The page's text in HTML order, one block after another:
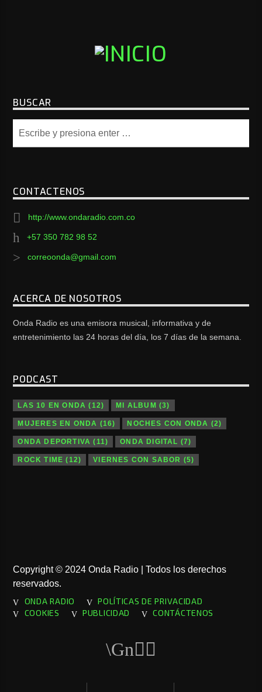
BUSCAR
CONTACTENOS
http://www.ondaradio.com.co
+57 350 782 98 52
correoonda@gmail.com
ACERCA DE NOSOTROS
Onda Radio es una emisora musical, informativa y de
entretenimiento las 24 horas del día, los 7 días de la semana.
PODCAST
LAS 10 EN ONDA (12) MI ALBUM (3)
MUJERES EN ONDA (16) NOCHES CON ONDA (2)
ONDA DEPORTIVA (11) ONDA DIGITAL (7)
ROCK TIME (12) VIERNES CON SABOR (5)
Copyright © 2024 Onda Radio | Todos los derechos
reservados.
ONDA RADIO
POLÍTICAS DE PRIVACIDAD
COOKIES
PUBLICIDAD CONTÁCTENOS